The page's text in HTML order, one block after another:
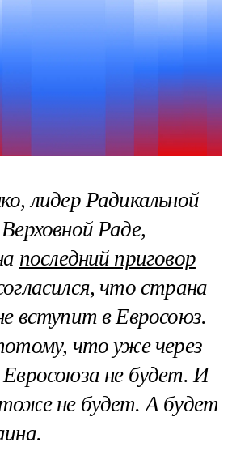
лидер Радикальной
Раде,
последний приговор
что страна
вступит в Евросоюз.
что уже через
не будет. И
не будет. А будет